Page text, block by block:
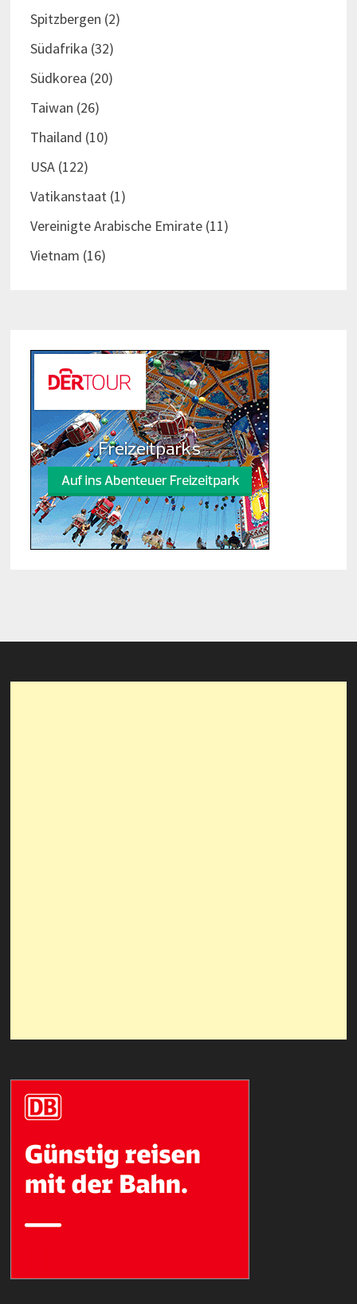
Spitzbergen (2)
Südafrika (32)
Südkorea (20)
Taiwan (26)
Thailand (10)
USA(122)
Vatikanstaat(1)
Vereinigte Arabische Emirate(11)
Vietnam (16)